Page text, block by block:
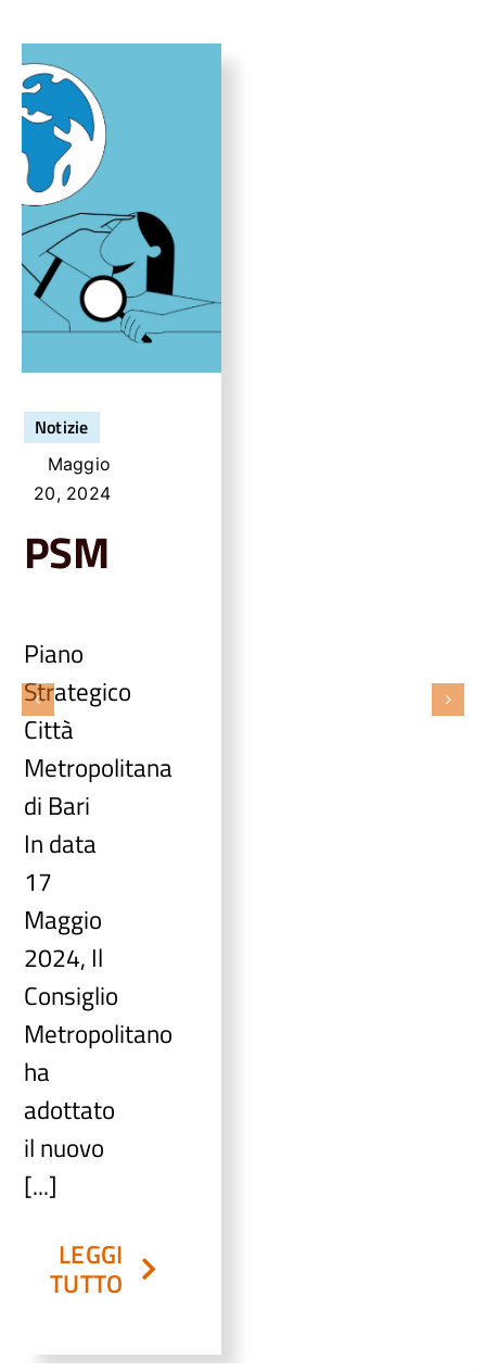
Notizie
Maggio
20, 2024
PSM
Piano
Strategico
Città
Metropolitana
di Bari
In data
17
Maggio
2024, Il
Consiglio
Metropolitano
ha
adottato
il nuovo
[...]
LEGGI
TUTTO